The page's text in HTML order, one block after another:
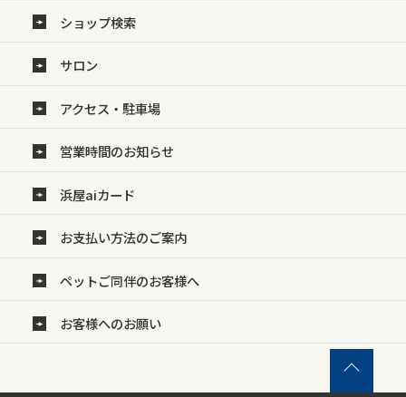
ショップ検索
サロン
アクセス・駐車場
営業時間のお知らせ
浜屋aiカード
お支払い方法のご案内
ペットご同伴のお客様へ
お客様へのお願い